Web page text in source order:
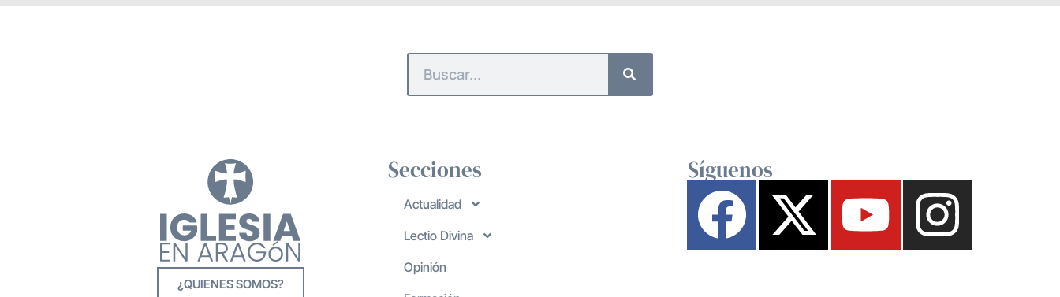
¿QUIENES SOMOS?
Secciones
Actualidad
Lectio Divina
Opinión
Síguenos